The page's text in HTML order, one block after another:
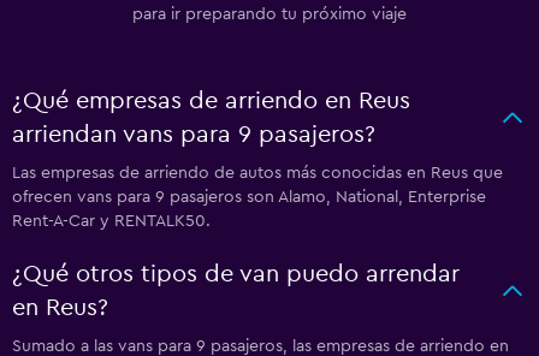
para ir preparando tu próximo viaje
¿Qué empresas de arriendo en Reus
arriendan vans para 9 pasajeros?
Las empresas de arriendo de autos más conocidas en Reus que
ofrecen vans para 9 pasajeros son Alamo, National, Enterprise
Rent-A-Car y RENTALK50.
¿Qué otros tipos de van puedo arrendar
en Reus?
Sumado a las vans para 9 pasajeros, las empresas de arriendo en